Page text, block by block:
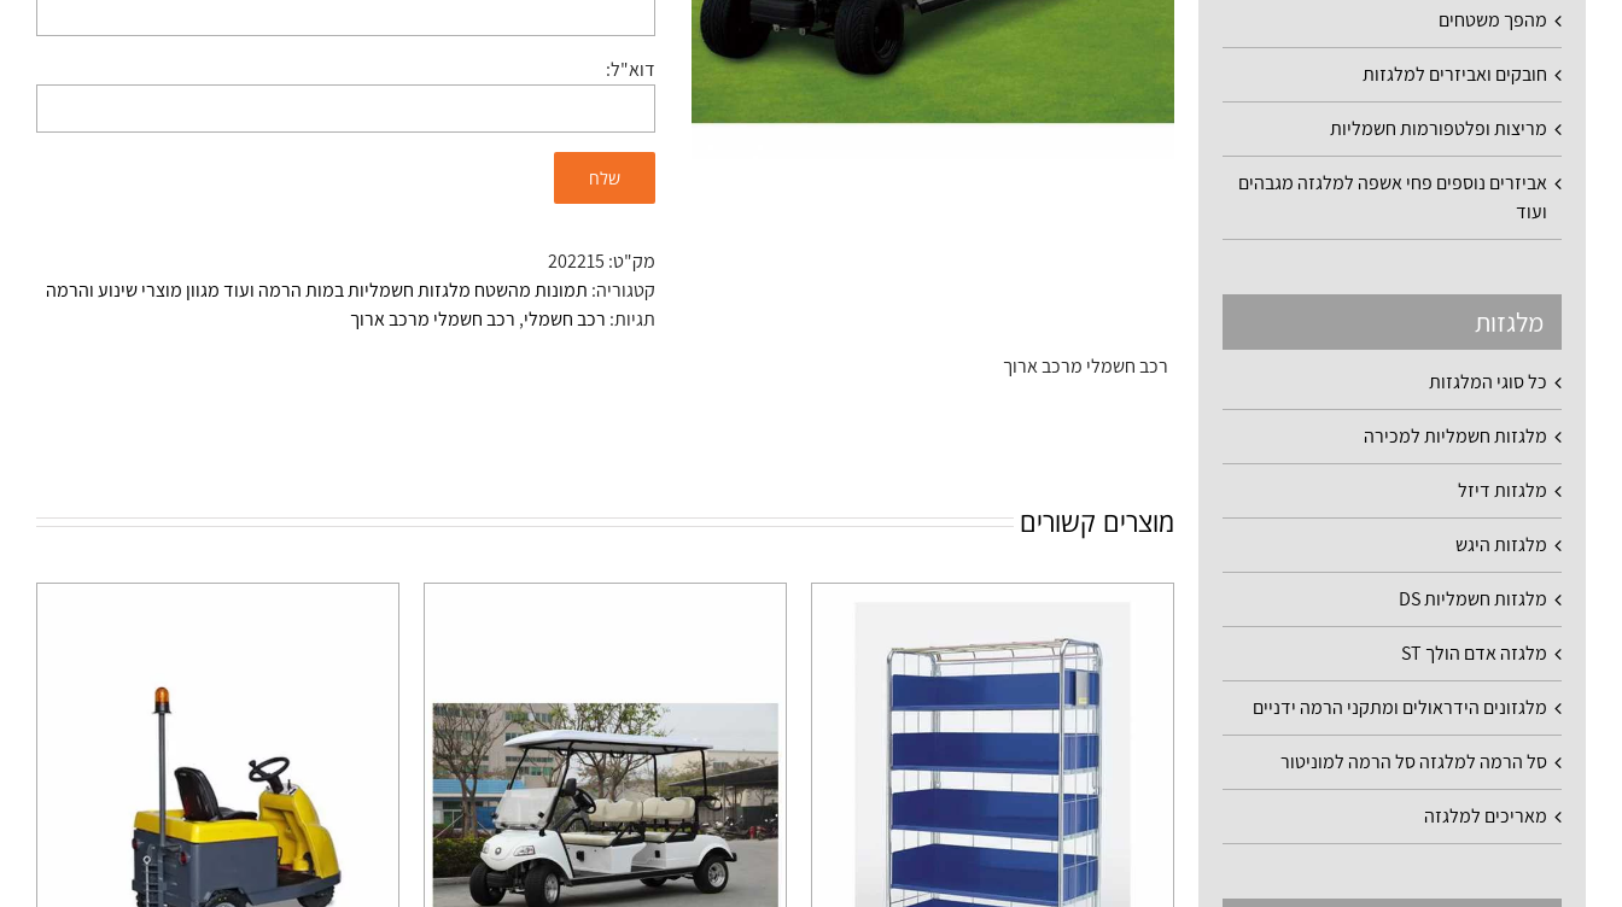
דוא"ל:
מק"ט: 202215
קטגוריה: תמונות מהשטח מלגזות חשמליות במות הרמה ועוד מגוון מוצרי שינוע והרמה
תגיות: רכב חשמלי, רכב חשמלי מרכב ארוך
רכב חשמלי מרכב ארוך
מוצרים קשורים
מהפך משטחים
חובקים ואביזרים למלגזות
מריצות ופלטפורמות חשמליות
אביזרים נוספים פחי אשפה למלגזה מגבהים
ועוד
מלגזות
כל סוגי המלגזות
מלגזות חשמליות למכירה
מלגזות דיזל
מלגזות היגש
מלגזות חשמליות DS
מלגזה אדם הולך ST
מלגזונים הידראולים ומתקני הרמה ידניים
סל הרמה למלגזה סל הרמה למוניטור
מאריכים למלגזה